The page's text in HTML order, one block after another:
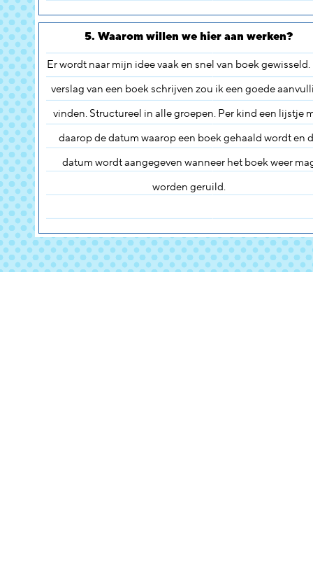
5. Waarom willen we hier aan werken?
Er wordt naar mijn idee vaak en snel van boek gewisseld.
verslag van een boek schrijven zou ik een goede
vinden. Structureel in alle groepen. Per kind een lijstje
daarop de datum waarop een boek gehaald wordt en
datum wordt aangegeven wanneer het boek weer
worden geruild.